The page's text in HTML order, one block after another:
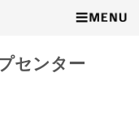
センター